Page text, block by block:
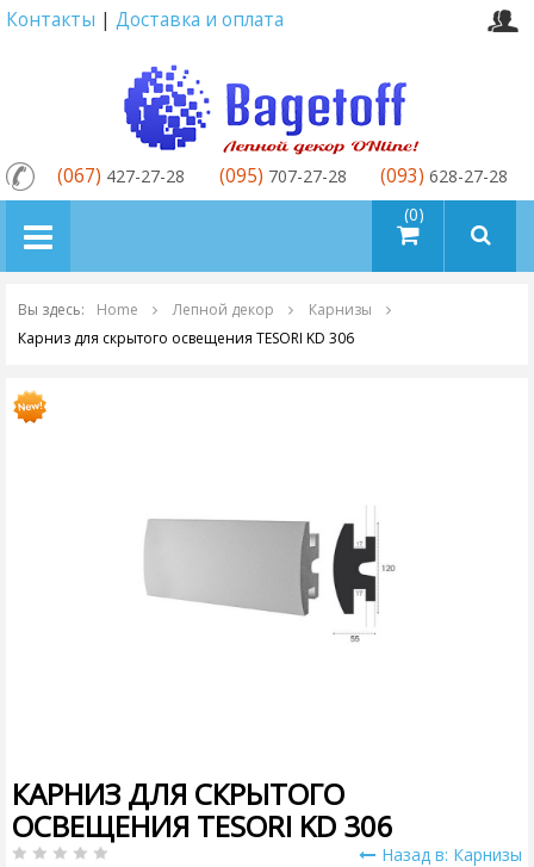
Контакты | Доставка и оплата
товаров (0)
(067) 427-27-28 (095) 707-27-28 (093) 628-27-28
Вы здесь: Home Лепной декор
Карнизы
Карниз для скрытого освещения TESORI KD 306
КАРНИЗ ДЛЯ СКРЫТОГО
ОСВЕЩЕНИЯ TESORI KD 306
Назад в: Карнизы